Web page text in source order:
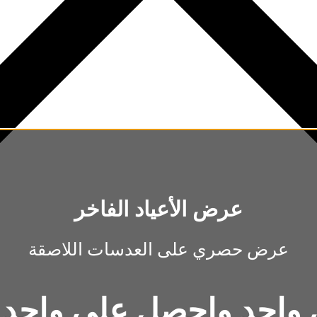
عرض الأعياد الفاخر
عرض حصري على العدسات اللاصقة